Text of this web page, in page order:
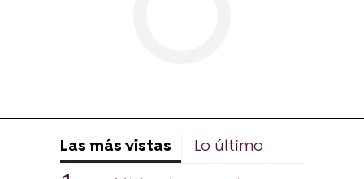
Las más vistas Lo último